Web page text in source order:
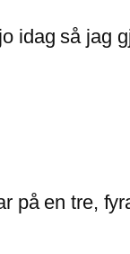
idag så jag
på en tre,